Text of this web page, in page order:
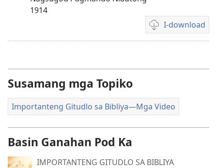
play1914
I-download
Opsiyon
sa
video
Susamang mga Topiko
Importanteng Gitudlo sa Bibliya—Mga Video
Basin Ganahan Pod Ka
IMPORTANTENG GITUDLO SA BIBLIYA